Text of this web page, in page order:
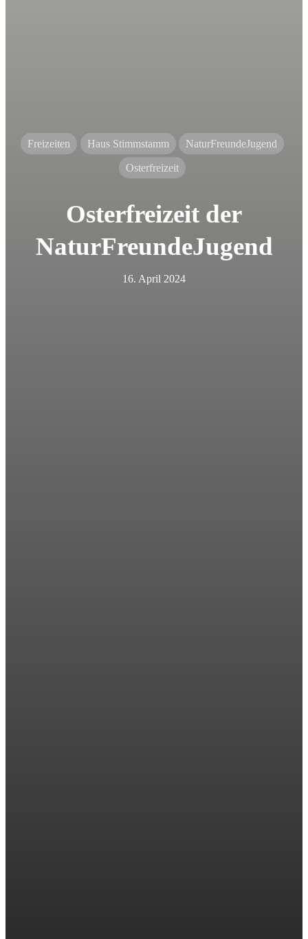
Freizeiten Haus Stimmstamm NaturFreundeJugend
Osterfreizeit
Osterfreizeit der
NaturFreundeJugend
16. April 2024